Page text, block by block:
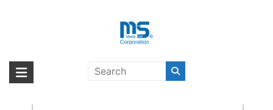
海外輸入ブランド商品｜株式会社
海外事業部が取り揃えている海外輸入商品には、日本では珍しい「海外ブ
ランド」をはじめ「ユニークな商品」「機能的な商品」「コストパフォー